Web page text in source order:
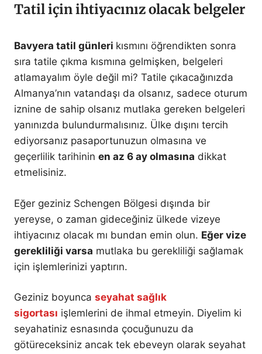
Tatil için ihtiyacınız olacak belgeler
Bavyera tatil günleri kısmını öğrendikten sonra
sıra tatile çıkma kısmına gelmişken, belgeleri
atlamayalım öyle değil mi? Tatile çıkacağınızda
Almanya’nın vatandaşı da olsanız, sadece oturum
iznine de sahip olsanız mutlaka gereken belgeleri
yanınızda bulundurmalısınız. Ülke dışını tercih
ediyorsanız pasaportunuzun olmasına ve
geçerlilik tarihinin en az 6 ay olmasına dikkat
etmelisiniz.
Eğer geziniz Schengen Bölgesi dışında bir
yereyse, o zaman gideceğiniz ülkede vizeye
ihtiyacınız olacak mı bundan emin olun. Eğer vize
gerekliliği varsa mutlaka bu gerekliliği sağlamak
için işlemlerinizi yaptırın.
Geziniz boyunca seyahat sağlık
sigortası işlemlerini de ihmal etmeyin. Diyelim ki
seyahatiniz esnasında çocuğunuzu da
götüreceksiniz ancak tek ebeveyn olarak seyahat